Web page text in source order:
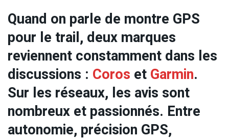
Quand on parle de montre GPS
pour le trail, deux marques
reviennent constamment dans les
discussions : Coros et Garmin.
Sur les réseaux, les avis sont
nombreux et passionnés. Entre
autonomie, précision GPS,